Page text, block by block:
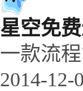
星空免
一款流
2014-12-